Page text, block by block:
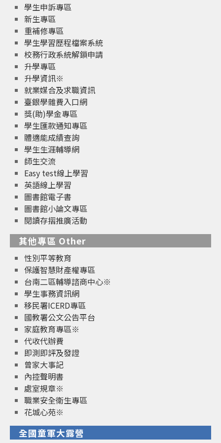
學生申訴專區
新生專區
重補修專區
學生學習歷程檔案系統
校務行政系統解鎖申請
升學專區
升學資訊※
就業媒合及求職資訊
臺銀學雜費入口網
獎(助)學金專區
學生匯款通知專區
體適能成績查詢
學生生涯輔導網
師生交流
Easy test線上學習
英語線上學習
圖書館電子書
圖書館小論文專區
閱讀存摺推廣活動
其他專區 Other
性別平等教育
保護智慧財產權專區
台南二區輔導諮商中心※
學生事務資訊網
移民署ICERD專區
國教署公文公告平台
家庭教育專區※
代收代辦費
即測即評及發證
曾家大事記
內控聲明書
處室規章※
職業安全衛生專區
花城心苑※
全國童軍大露營